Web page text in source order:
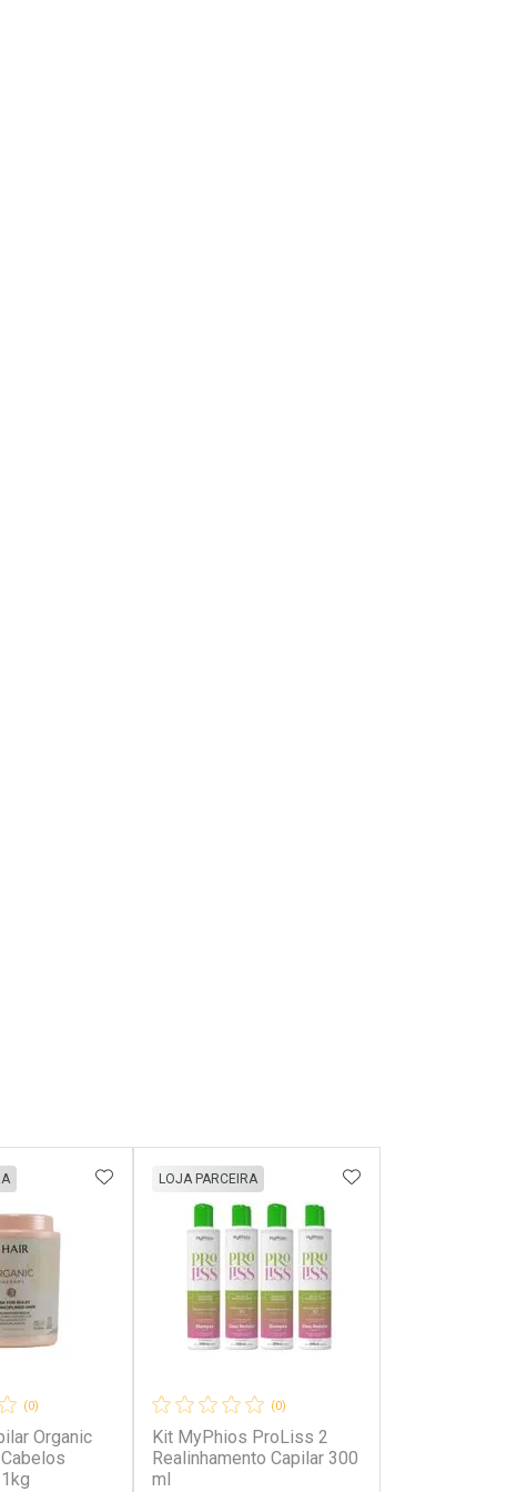
(0)
Organic
ADICIONAR AOS FAVORITOS
(0)
Kit MyPhios ProLiss 2
Realinhamento Capilar 300
ml
LOJA PARCEIRA ADICIONAR AOS